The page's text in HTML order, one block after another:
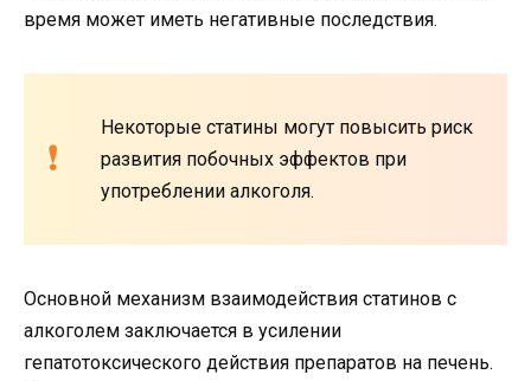
время может иметь негативные последствия.
Некоторые статины могут повысить риск
развития побочных эффектов при
употреблении алкоголя.
Основной механизм взаимодействия статинов с
алкоголем заключается в усилении
гепатотоксического действия препаратов на печень.